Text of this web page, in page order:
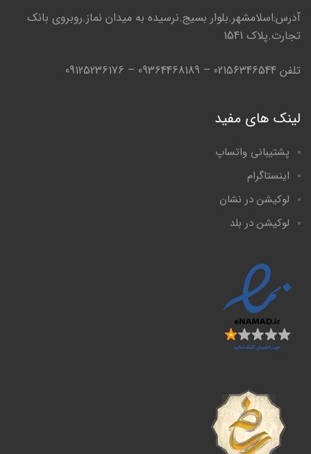
آدرس:اسلامشهر.بلوار بسیج.نرسیده به میدان نماز.روبروی بانک
تجارت.پلاک 1541
تلفن 02156346544 – 09364468189 – 09125236176
لینک های مفید
پشتیبانی واتساپ
اینستاگرام
لوکیشن در نشان
لوکیشن در بلد